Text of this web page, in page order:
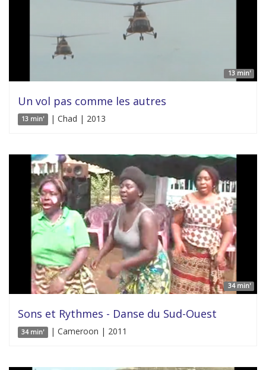
13 min'
Un vol pas comme les autres
13 min' | Chad | 2013
34 min'
Sons et Rythmes - Danse du Sud-Ouest
34 min' | Cameroon | 2011